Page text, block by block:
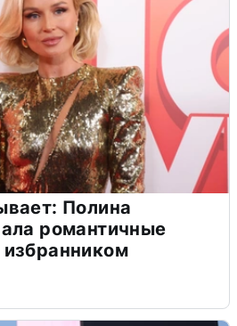
Полина
романтичные